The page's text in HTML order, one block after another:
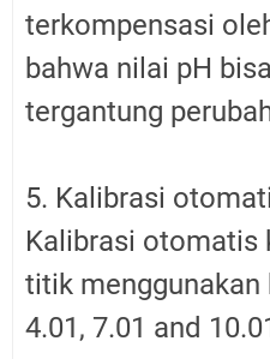
terkompensasi
bahwa nilai pH
tergantung
5. Kalibrasi
Kalibrasi otomatis
titik menggunakan
4.01, 7.01 and